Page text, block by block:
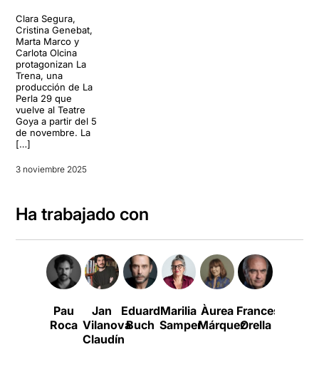
Clara Segura,
Cristina Genebat,
Marta Marco y
Carlota Olcina
protagonizan La
Trena, una
producción de La
Perla 29 que
vuelve al Teatre
Goya a partir del 5
de novembre. La
[…]
3 noviembre 2025
Ha trabajado con
Pau
Roca
Jan
Vilanova
Claudín
Eduard
Buch
Marilia
Samper
Àurea
Márquez
Francesc
Orella